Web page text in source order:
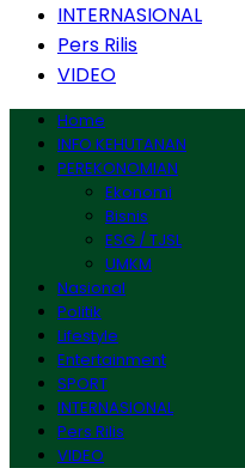
INTERNASIONAL
Pers Rilis
VIDEO
Home
INFO KEHUTANAN
PEREKONOMIAN
Ekonomi
Bisnis
ESG / TJSL
UMKM
Nasional
Politik
Lifestyle
Entertainment
SPORT
INTERNASIONAL
Pers Rilis
VIDEO